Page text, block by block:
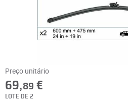
Preço unitário
69,89 €
LOTE DE 2